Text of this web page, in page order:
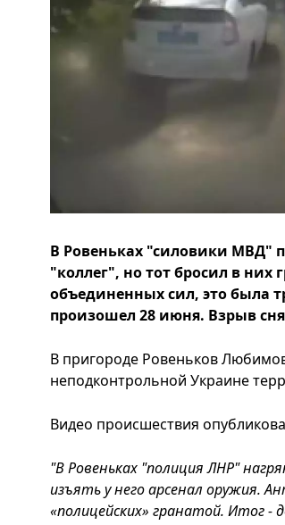
В Ровеньках "силовики МВД"
"коллег", но тот бросил в
объединенных сил, это была
произошел 28 июня. Взрыв
В пригороде Ровеньков
неподконтрольной Украине
Видео происшествия
"В Ровеньках "полиция ЛНР"
изъять у него арсенал оружия.
«полицейских» гранатой. Итог -